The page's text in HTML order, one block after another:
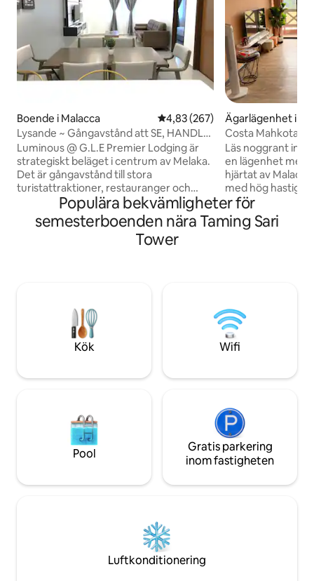
Boende i Malacca 4,83 av 5 i genomsnittligt
4,83 (267)
Lysande ~ Gångavstånd att SE, HANDLA
och ÄTA!
Luminous @ G.L.E Premier Lodging är
strategiskt beläget i centrum av Melaka.
Det är gångavstånd till stora
turistattraktioner, restauranger och
shoppingcenter. Vi erbjuder ett brett
utbud av faciliteter och tjänster för att
säkerställa våra gäster en bekväm och
avkopplande vistelse när du besöker
kan du enkelt gå till de viktigaste
turistattraktionerna i Malacca,
köpcentra och restauranger med
Malacca egenskaper.Du kan kontakta
kommer att visa dig hur du tar dig runt!
Ägarlägenhet i
Costa
Wifi + Netflix)
Läs noggrant innan du
en lägenhet med
hjärtat av
med hög
(NETFLIX+Youtube) Den ligger på
HÖGA våningen
**Vänligen
Pauls Hill &
Jonker Street på
Populära bekvämligheter för
semesterboenden nära Taming Sari
Tower
Kök Wifi
Pool
Gratis parkering
inom fastigheten
Luftkonditionering